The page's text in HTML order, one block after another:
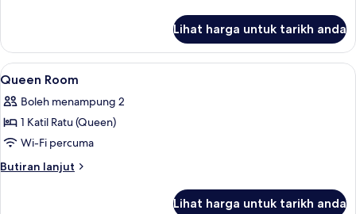
Room
Lihat harga untuk tarikh anda
Lihat
semua
foto
untuk
Queen
Room
Bilik Mandi | Pengering rambut,
3
Queen Room
Boleh menampung 2
1 Katil Ratu (Queen)
Wi-Fi percuma
Butiran lanjut
Butiran
Lihat harga untuk tarikh anda